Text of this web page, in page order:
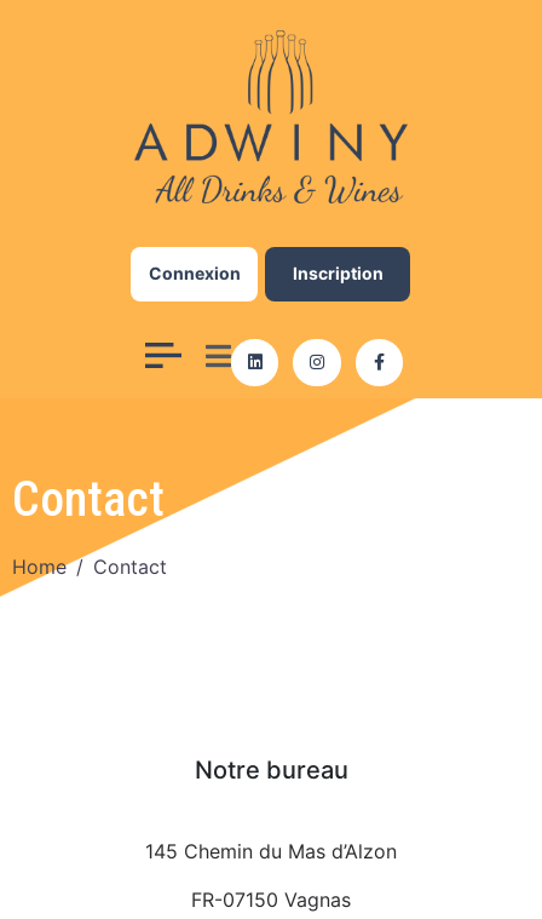
Connexion Inscription
Contact
Home Contact
Notre bureau
145 Chemin du Mas d’Alzon
FR-07150 Vagnas
Add Your Heading Text
Here
Lorem ipsum dolor sit amet, consectetur
adipiscing elit, sed do eiusmod tempor
incididunt ut labore et dolore magna aliqua. Ut
ullamco laboris nisi ut aliquip ex ea commodo
consequat. Duis aute irure dolor in reprehenderit
nulla pariatur. Excepteur sint occaecat cupidatat
non proident, sunt in culpa qui officia deserunt
mollit anim id est laborum.
Click here